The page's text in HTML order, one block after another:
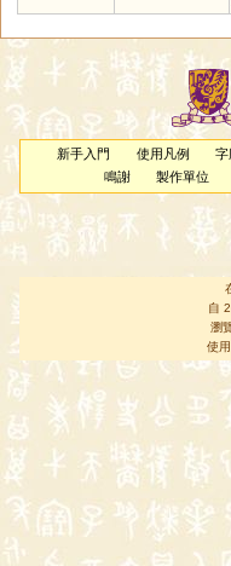
新手入門 使用凡例 字
鳴謝
製作單位
自
瀏
使